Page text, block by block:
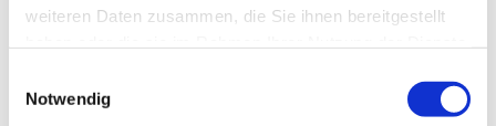
weiteren Daten zusammen, die Sie ihnen bereitgestellt
Notwendig